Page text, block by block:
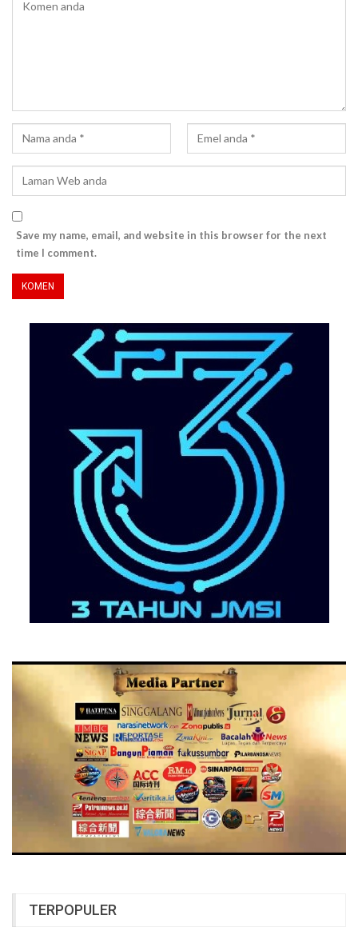
Save my name, email, and website in this browser for the next
time I comment.
TERPOPULER